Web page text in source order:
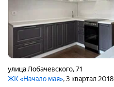
улица Лобачевского,71
ЖК «Начало мая», 3 квартал 2018